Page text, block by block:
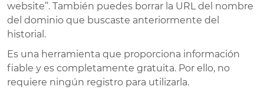
website”. También puedes borrar la URL del nombre
del dominio que buscaste anteriormente del
historial.
Es una herramienta que proporciona información
fiable y es completamente gratuita. Por ello, no
requiere ningún registro para utilizarla.